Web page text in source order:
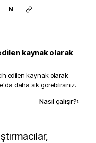
N
kaynak olarak
edilen kaynak olarak
daha sık görebilirsiniz.
Nasıl çalışır?›